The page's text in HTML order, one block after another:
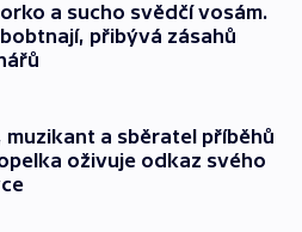
a sucho svědčí vosám.
přibývá zásahů
muzikant a sběratel příběhů
oživuje odkaz svého